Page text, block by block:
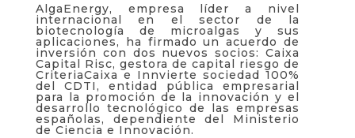
AlgaEnergy, empresa líder a nivel
internacional en el sector de la
biotecnología de microalgas y sus
aplicaciones, ha firmado un acuerdo de
inversión con dos nuevos socios: Caixa
Capital Risc, gestora de capital riesgo de
CriteriaCaixa e Innvierte sociedad 100%
del CDTI, entidad pública empresarial
para la promoción de la innovación y el
desarrollo tecnológico de las empresas
españolas, dependiente del Ministerio
de Ciencia e Innovación.